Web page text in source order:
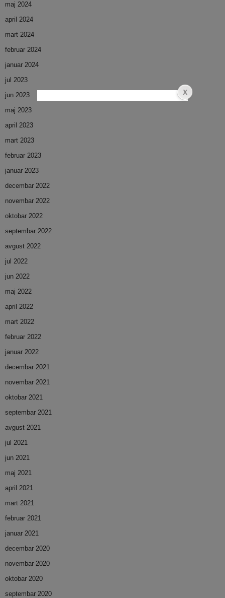
maj 2024
april 2024
mart 2024
februar 2024
januar 2024
jul 2023
jun 2023
maj 2023
april 2023
mart 2023
februar 2023
januar 2023
decembar 2022
novembar 2022
oktobar 2022
septembar 2022
avgust 2022
jul 2022
jun 2022
maj 2022
april 2022
mart 2022
februar 2022
januar 2022
decembar 2021
novembar 2021
oktobar 2021
septembar 2021
avgust 2021
jul 2021
jun 2021
maj 2021
april 2021
mart 2021
februar 2021
januar 2021
decembar 2020
novembar 2020
oktobar 2020
septembar 2020